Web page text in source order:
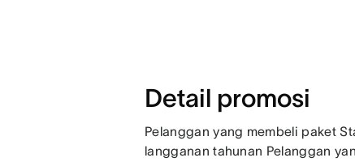
Detail promosi
Pelanggan yang membeli paket
langganan tahunan Pelanggan